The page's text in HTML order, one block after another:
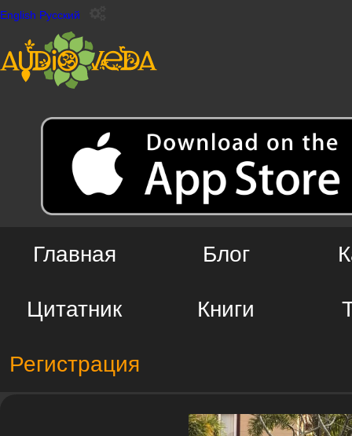
English Русский
Главная Блог
Цитатник Книги
Регистрация